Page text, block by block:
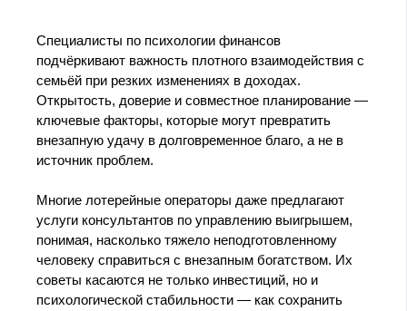
Специалисты по психологии финансов
подчёркивают важность плотного взаимодействия с
семьёй при резких изменениях в доходах.
Открытость, доверие и совместное планирование —
ключевые факторы, которые могут превратить
внезапную удачу в долговременное благо, а не в
источник проблем.
Многие лотерейные операторы даже предлагают
услуги консультантов по управлению выигрышем,
понимая, насколько тяжело неподготовленному
человеку справиться с внезапным богатством. Их
советы касаются не только инвестиций, но и
психологической стабильности — как сохранить